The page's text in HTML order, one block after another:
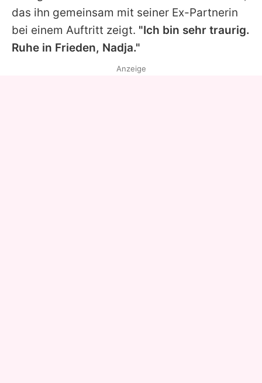
das ihn gemeinsam mit seiner Ex-Partnerin
bei einem Auftritt zeigt. "Ich bin sehr traurig.
Ruhe in Frieden, Nadja."
Anzeige